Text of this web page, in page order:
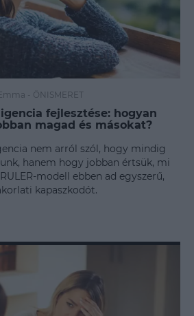
- ÖNISMERET
fejlesztése: hogyan
magad és másokat?
nem arról szól, hogy mindig
hanem hogy jobban értsük, mi
modell ebben ad egyszerű,
kapaszkodót.